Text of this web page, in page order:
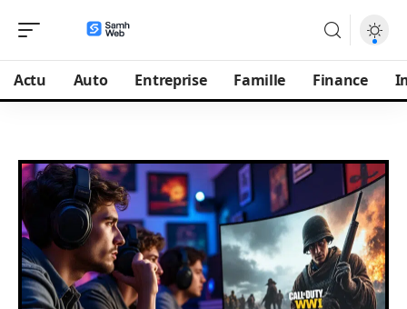
Actu Auto Entreprise Famille Finance